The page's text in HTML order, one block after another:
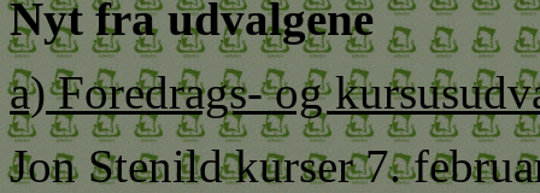
Nyt fra udvalgene
a) Foredrags- og
Jon Stenild kurser 7.